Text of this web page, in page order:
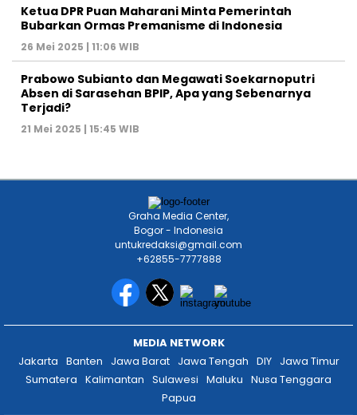
Ketua DPR Puan Maharani Minta Pemerintah
Bubarkan Ormas Premanisme di Indonesia
26 Mei 2025 | 11:06 WIB
Prabowo Subianto dan Megawati Soekarnoputri
Absen di Sarasehan BPIP, Apa yang Sebenarnya
Terjadi?
21 Mei 2025 | 15:45 WIB
Graha Media Center,
Bogor - Indonesia
untukredaksi@gmail.com
+62855-7777888
MEDIA NETWORK
Jakarta Banten Jawa Barat Jawa Tengah DIY
Jawa Timur
Sumatera Kalimantan Sulawesi Maluku Nusa Tenggara
Papua